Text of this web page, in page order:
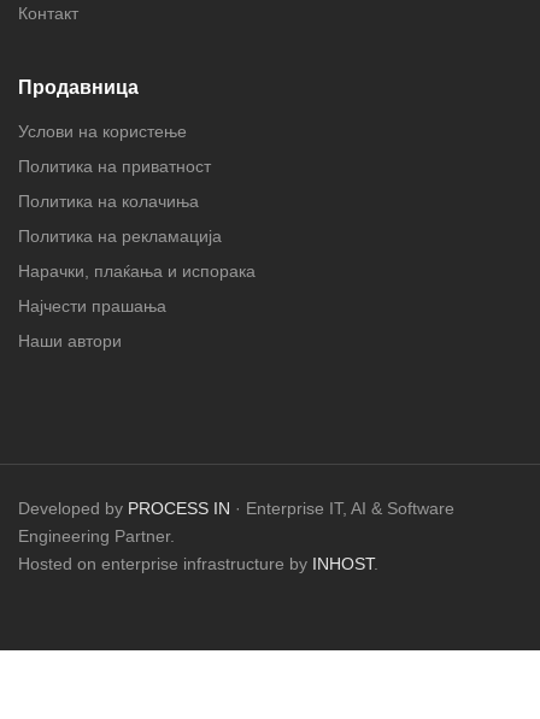
Контакт
Продавница
Услови на користење
Политика на приватност
Политика на колачиња
Политика на рекламација
Нарачки, плаќања и испорака
Најчести прашања
Наши автори
Developed by PROCESS IN · Enterprise IT, AI & Software
Engineering Partner.
Hosted on enterprise infrastructure by INHOST.